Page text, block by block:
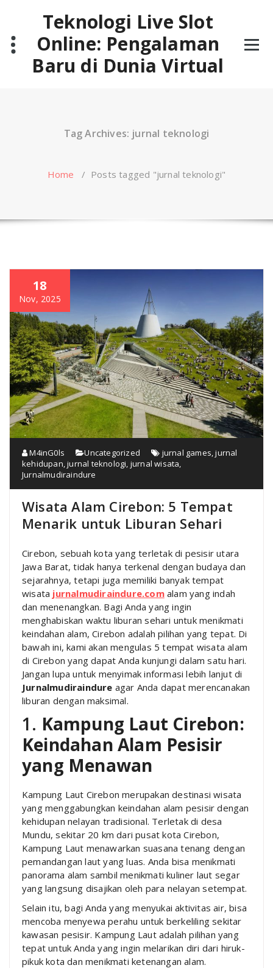
Teknologi Live Slot
Online: Pengalaman
Baru di Dunia Virtual
Tag Archives: jurnal teknologi
Home / Posts tagged "jurnal teknologi"
18
Nov, 2025
M4inG0ls Uncategorized jurnal games,jurnal
kehidupan,jurnal teknologi, jurnal wisata,
Jurnalmudiraindure
Wisata Alam Cirebon: 5 Tempat
Menarik untuk Liburan Sehari
Cirebon, sebuah kota yang terletak di pesisir utara
Jawa Barat, tidak hanya terkenal dengan budaya dan
sejarahnya, tetapi juga memiliki banyak tempat
wisata jurnalmudiraindure.comalam yang indah
dan menenangkan. Bagi Anda yang ingin
menghabiskan waktu liburan sehari untuk menikmati
keindahan alam, Cirebon adalah pilihan yang tepat. Di
bawah ini, kami akan mengulas 5 tempat wisata alam
di Cirebon yang dapat Anda kunjungi dalam satu hari.
Jangan lupa untuk menyimak informasi lebih lanjut di
Jurnalmudiraindure agar Anda dapat merencanakan
liburan dengan maksimal.
1. Kampung Laut Cirebon:
Keindahan Alam Pesisir
yang Menawan
Kampung Laut Cirebon merupakan destinasi wisata
yang menggabungkan keindahan alam pesisir dengan
kehidupan nelayan tradisional. Terletak di desa
Mundu, sekitar 20 km dari pusat kota Cirebon,
Kampung Laut menawarkan suasana tenang dengan
pemandangan laut yang luas. Anda bisa menikmati
panorama alam sambil menikmati kuliner laut segar
yang langsung disajikan oleh para nelayan setempat.
Selain itu, bagi Anda yang menyukai aktivitas air, bisa
mencoba menyewa perahu untuk berkeliling sekitar
kawasan pesisir. Kampung Laut adalah pilihan yang
tepat untuk Anda yang ingin melarikan diri dari hiruk-
pikuk kota dan menikmati ketenangan alam.